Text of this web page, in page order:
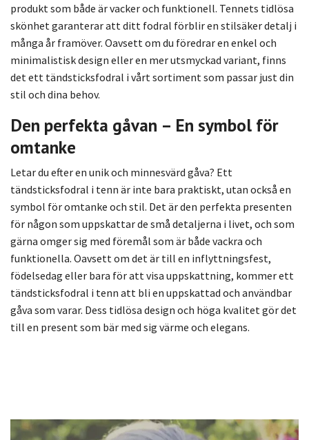
produkt som både är vacker och funktionell. Tennets tidlösa
skönhet garanterar att ditt fodral förblir en stilsäker detalj i
många år framöver. Oavsett om du föredrar en enkel och
minimalistisk design eller en mer utsmyckad variant, finns
det ett tändsticksfodral i vårt sortiment som passar just din
stil och dina behov.
Den perfekta gåvan – En symbol för
omtanke
Letar du efter en unik och minnesvärd gåva? Ett
tändsticksfodral i tenn är inte bara praktiskt, utan också en
symbol för omtanke och stil. Det är den perfekta presenten
för någon som uppskattar de små detaljerna i livet, och som
gärna omger sig med föremål som är både vackra och
funktionella. Oavsett om det är till en inflyttningsfest,
födelsedag eller bara för att visa uppskattning, kommer ett
tändsticksfodral i tenn att bli en uppskattad och användbar
gåva som varar. Dess tidlösa design och höga kvalitet gör det
till en present som bär med sig värme och elegans.